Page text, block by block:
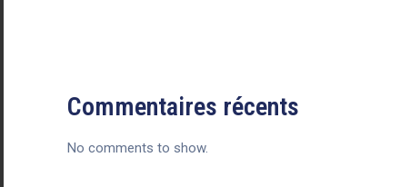
Commentaires récents
No comments to show.